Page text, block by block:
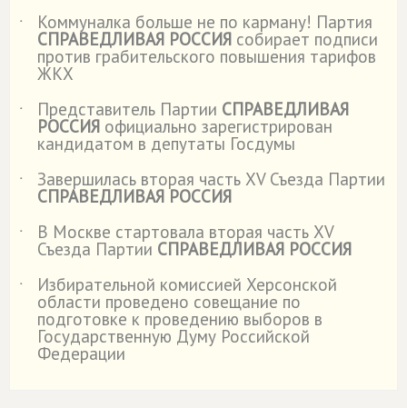
˙ Коммуналка больше не по карману! Партия
СПРАВЕДЛИВАЯ РОССИЯ собирает подписи
против грабительского повышения тарифов
ЖКХ
˙
Представитель Партии СПРАВЕДЛИВАЯ
РОССИЯ официально зарегистрирован
кандидатом в депутаты Госдумы
˙
Завершилась вторая часть XV Съезда Партии
СПРАВЕДЛИВАЯ РОССИЯ
˙
В Москве стартовала вторая часть XV
Съезда Партии СПРАВЕДЛИВАЯ РОССИЯ
˙
Избирательной комиссией Херсонской
области проведено совещание по
подготовке к проведению выборов в
Государственную Думу Российской
Федерации